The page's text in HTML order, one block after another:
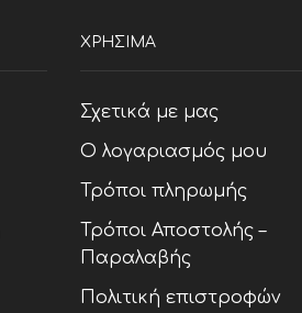
ΧΡΗΣΙΜΑ
Σχετικά με μας
Ο λογαριασμός μου
Τρόποι πληρωμής
Τρόποι Αποστολής –
Παραλαβής
Πολιτική επιστροφών